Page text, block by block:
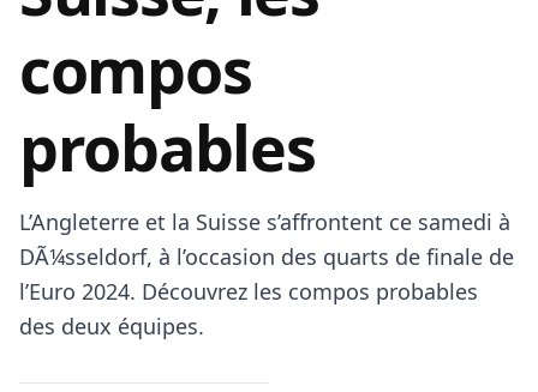
compos
probables
L’Angleterre et la Suisse s’affrontent ce samedi à
DÃ¼sseldorf, à l’occasion des quarts de finale de
l’Euro 2024. Découvrez les compos probables
des deux équipes.